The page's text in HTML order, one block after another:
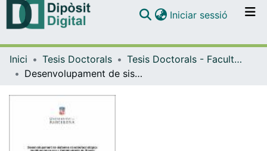
Navega per tot el DD
Iniciar sessió (current)
Inici Tesis Doctorals
Tesis Doctorals - Facultat - Farmàcia i Ciències de l'Alimentació
Desenvolupament de sistemes nanobiotecnològics multifuncionals per a l'administració de Riluzol en malalties neurodegeneratives